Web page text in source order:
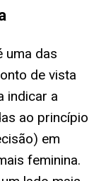
uma das
de vista
indicar a
ao princípio
em
feminina.